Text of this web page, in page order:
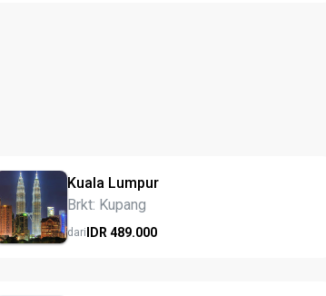
Kuala Lumpur
Brkt: Kupang
dari IDR 489.000